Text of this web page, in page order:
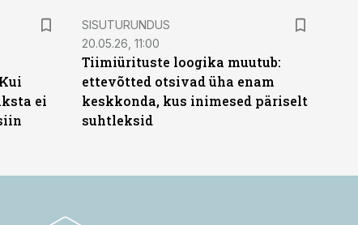
ei
ST
SISUTURUNDUS
20.05.26, 11:00
Tiimiürituste loogika muutub:
ettevõtted otsivad üha enam
keskkonda, kus inimesed päriselt
suhtleksid